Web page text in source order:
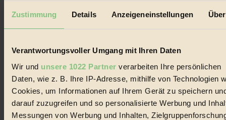
Zustimmung Details Anzeigeneinstellungen
Verantwortungsvoller Umgang mit Ihren Daten
Wir und unsere 1022 Partner verarbeiten Ihre persönlichen
Daten, wie z. B. Ihre IP-Adresse, mithilfe von Technologien
Cookies, um Informationen auf Ihrem Gerät zu speichern
darauf zuzugreifen und so personalisierte Werbung und
Messungen von Werbung und Inhalten,
Jetzt eintragen:
© 2026 Biorama GmbH
Impressum & Disclaimer
Datenschutz